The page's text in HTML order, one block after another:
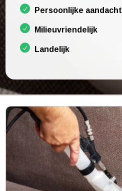
Persoonlijke aandacht
Milieuvriendelijk
Landelijk